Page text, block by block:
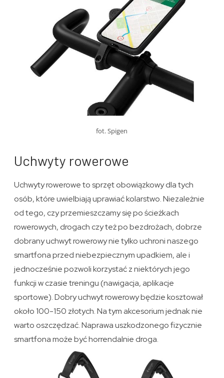
fot. Spigen
Uchwyty rowerowe
Uchwyty rowerowe to sprzęt obowiązkowy dla tych
osób, które uwielbiają uprawiać kolarstwo. Niezależnie
od tego, czy przemieszczamy się po ścieżkach
rowerowych, drogach czy też po bezdrożach, dobrze
dobrany uchwyt rowerowy nie tylko uchroni naszego
smartfona przed niebezpiecznym upadkiem, ale i
jednocześnie pozwoli korzystać z niektórych jego
funkcji w czasie treningu (nawigacja, aplikacje
sportowe). Dobry uchwyt rowerowy będzie kosztował
około 100-150 złotych. Na tym akcesorium jednak nie
warto oszczędzać. Naprawa uszkodzonego fizycznie
smartfona może być horrendalnie droga.